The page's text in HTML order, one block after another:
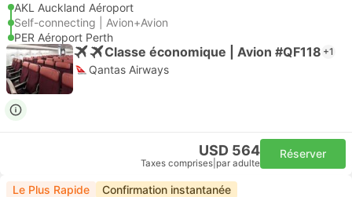
AKL Auckland Aéroport
Self-connecting | Avion+Avion
PER Aéroport Perth
Classe économique | Avion #QF118 +1
Qantas Airways
USD 564
Taxes comprises par adulte
Réserver
Le Plus Rapide Confirmation instantanée